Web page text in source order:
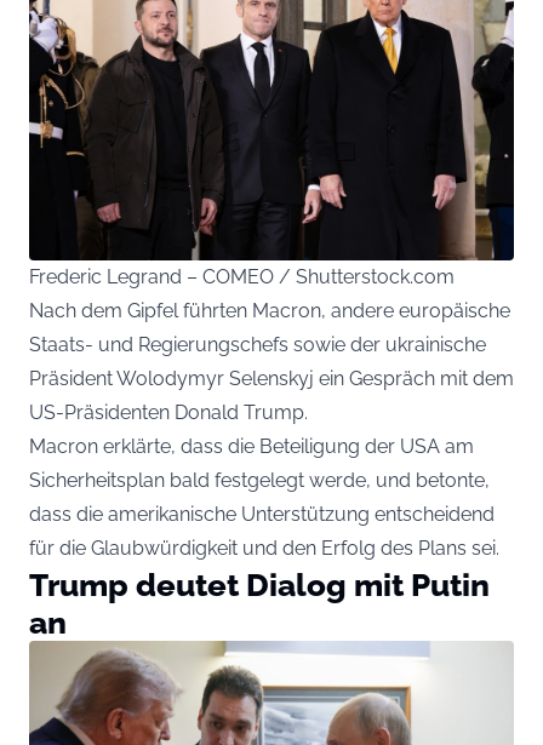
Frederic Legrand – COMEO / Shutterstock.com
Nach dem Gipfel führten Macron, andere europäische
Staats- und Regierungschefs sowie der ukrainische
Präsident Wolodymyr Selenskyj ein Gespräch mit dem
US-Präsidenten Donald Trump.
Macron erklärte, dass die Beteiligung der USA am
Sicherheitsplan bald festgelegt werde, und betonte,
dass die amerikanische Unterstützung entscheidend
für die Glaubwürdigkeit und den Erfolg des Plans sei.
Trump deutet Dialog mit Putin
an